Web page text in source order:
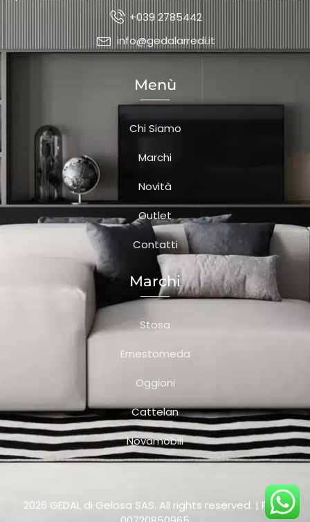
+039 2785442
info@gedalarredi.it
Menù
Chi Siamo
Marchi
Novità
Outlet
Contatti
Marchi
Stosa
Ernestomeda
Oggioni
Cattelan
Novamobili
2026 GEDAL di Gelosa SAS. All rights reserved. | P.Iva: